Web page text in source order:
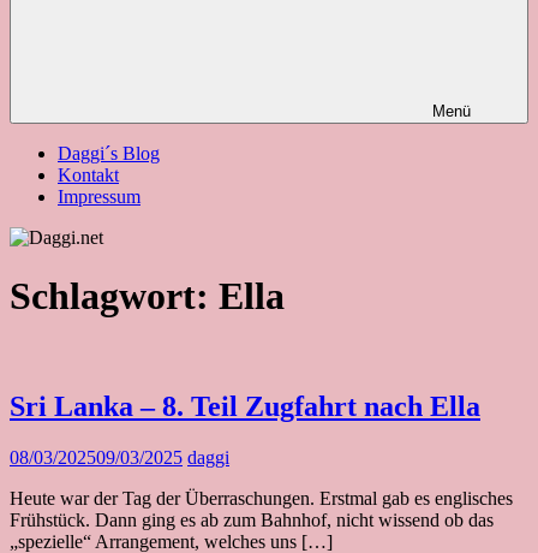
Menü
Daggi´s Blog
Kontakt
Impressum
Schlagwort: Ella
Sri Lanka – 8. Teil Zugfahrt nach Ella
08/03/202509/03/2025 daggi
Heute war der Tag der Überraschungen. Erstmal gab es englisches
Frühstück. Dann ging es ab zum Bahnhof, nicht wissend ob das
„spezielle“ Arrangement, welches uns […]